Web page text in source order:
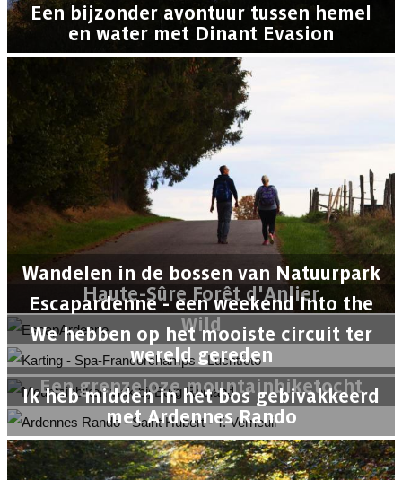
Een bijzonder avontuur tussen hemel
en water met Dinant Evasion
Wandelen in de bossen van Natuurpark
Haute-Sûre Forêt d'Anlier
Escapardenne - een weekend Into the
Wild
We hebben op het mooiste circuit ter
wereld gereden
Een grenzeloze mountainbiketocht
Ik heb midden in het bos gebivakkeerd
met Ardennes Rando